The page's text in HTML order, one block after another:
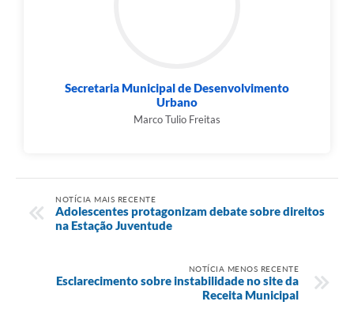
Secretaria Municipal de Desenvolvimento
Urbano
Marco Tulio Freitas
NOTÍCIA MAIS RECENTE
Adolescentes protagonizam debate sobre direitos
na Estação Juventude
NOTÍCIA MENOS RECENTE
Esclarecimento sobre instabilidade no site da
Receita Municipal